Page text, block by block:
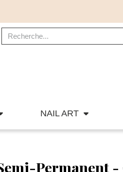
NAIL ART
Permanent -